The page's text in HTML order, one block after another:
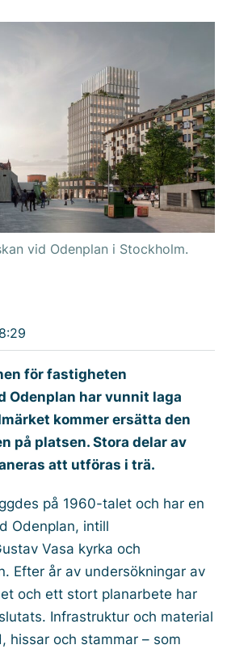
vid Odenplan i Stockholm.
för fastigheten
Odenplan har vunnit laga
kommer ersätta den
på platsen. Stora delar av
att utföras i trä.
på 1960-talet och har en
Odenplan, intill
Vasa kyrka och
Efter år av undersökningar av
och ett stort planarbete har
Infrastruktur och material
hissar och stammar – som